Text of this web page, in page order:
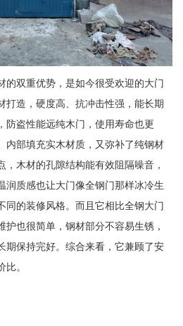
的双重优势，是如今很受欢迎的大门
打造，硬度高、抗冲击性强，能长期
防盗性能远纯木门，使用寿命也更
内部填充实木材质，又弥补了纯钢材
，木材的孔隙结构能有效阻隔噪音，
润质感也让大门像全钢门那样冰冷生
同的装修风格。而且它相比全钢大门
也很简单，钢材部分不容易生锈，
期保持完好。综合来看，它兼顾了安
。